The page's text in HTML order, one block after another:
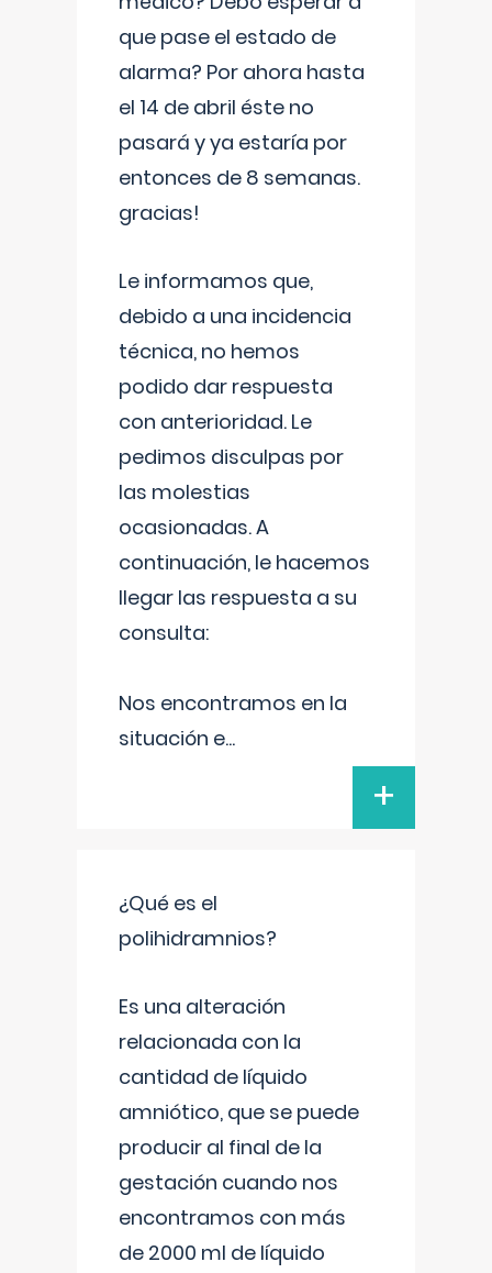
que pase el estado de
alarma? Por ahora hasta
el 14 de abril éste no
pasará y ya estaría por
entonces de 8 semanas.
gracias!
Le informamos que,
debido a una incidencia
técnica, no hemos
podido dar respuesta
con anterioridad. Le
pedimos disculpas por
las molestias
ocasionadas. A
continuación, le hacemos
llegar las respuesta a su
consulta:
Nos encontramos en la
situación e...
+
¿Qué es el
polihidramnios?
Es una alteración
relacionada con la
cantidad de líquido
amniótico, que se puede
producir al final de la
gestación cuando nos
encontramos con más
de 2000 ml de líquido